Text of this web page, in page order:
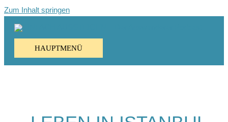
Zum Inhalt springen
HAUPTMENÜ